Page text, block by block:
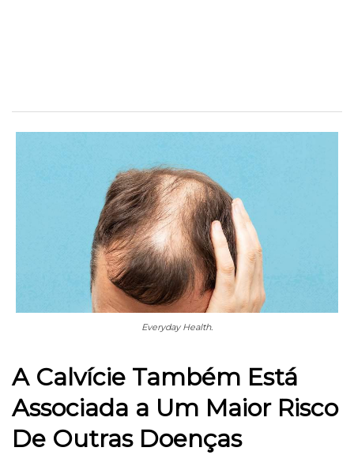
Everyday Health.
A Calvície Também Está
Associada a Um Maior Risco
De Outras Doenças